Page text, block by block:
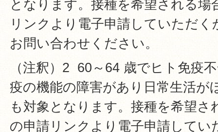
となります。接種を希望される場
リンクより電子申請していただく
お問い合わせください。
（注釈）2 60～64 歳でヒト免疫
疫の機能の障害があり日常生活が
も対象となります。接種を希望さ
の申請リンクより電子申請してい